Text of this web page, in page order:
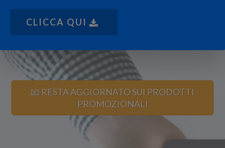
CLICCA QUI
📧 RESTA AGGIORNATO SUI PRODOTTI
PROMOZIONALI